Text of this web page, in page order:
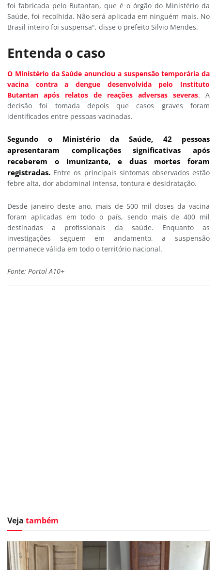
foi fabricada pelo Butantan, que é o órgão do Ministério da
Saúde, foi recolhida. Não será aplicada em ninguém mais. No
Brasil inteiro foi suspensa", disse o prefeito Silvio Mendes.
Entenda o caso
O Ministério da Saúde anunciou a suspensão temporária da
vacina contra a dengue desenvolvida pelo Instituto
Butantan após relatos de reações adversas severas. A
decisão foi tomada depois que casos graves foram
identificados entre pessoas vacinadas.
Segundo o Ministério da Saúde, 42 pessoas
apresentaram complicações significativas após
receberem o imunizante, e duas mortes foram
registradas. Entre os principais sintomas observados estão
febre alta, dor abdominal intensa, tontura e desidratação.
Desde janeiro deste ano, mais de 500 mil doses da vacina
foram aplicadas em todo o país, sendo mais de 400 mil
destinadas a profissionais da saúde. Enquanto as
investigações seguem em andamento, a suspensão
permanece válida em todo o território nacional.
Fonte: Portal A10+
Veja também